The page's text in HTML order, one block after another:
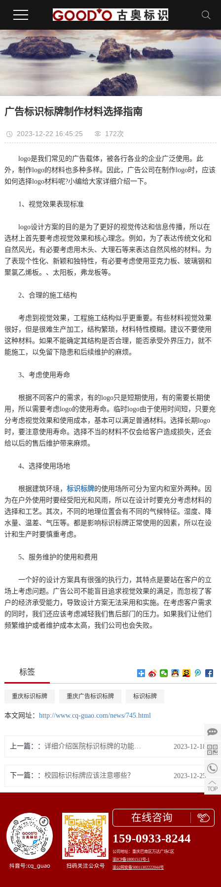
广告标识标牌制作材料选择指南
2023-12-22 16:45:25 172次
logo是我们常见的广告载体，被各行各业的企业广泛使用。此
外，制作logo的材料也多种多样。因此，广告公司在制作logo时，应该
如何选择logo材料呢?小编给大家详细介绍一下。
1、视觉效果表现标准
logo设计方案的目的是为了更好的视觉传达和信息传播，所以在
选材上首先要考虑视觉效果和核心理念。例如，为了表达传统文化和
自然风光，有必要考虑用木头、大理石等来表达自然风格的材料。为
了表现个性化、新颖和独特性，有必要考虑使用亚克力板、玻璃钢和
聚氯乙烯板。、太阳板，弗龙板等。
2、合理的施工结构
考虑到视觉效果，工程施工结构似乎更重要。有些材料视觉效果
很好，但是很难生产加工，结构繁琐，材料特性模糊。建议不要使用
这种材料。如果不能确定其结构是否合理，能否承受外界压力，就不
能施工，以免留下隐患和后续维护的麻烦。
3、考虑使用寿命
根据不同客户的需求，有的logo只是短期使用，有的需要长期使
用，所以需要考虑logo的使用寿命。临时logo由于使用时间短，只要充
分考虑视觉效果和使用成本，基本可以满足普通材料。选择长期logo
时，要注意使用寿命。选择不当的材料不仅会给客户造成损失，还会
给以后的售后维护带来麻烦。
4、选择使用场地
根据建筑环境， 标识标牌的使用场所可分为室内和室外两种。因
为在户外使用时要经受阳光和风雨，所以在设计时要充分考虑材料的
选择和工艺。其次，不同的地理位置会有不同的气候特征。湿度、降
水量、温差、气压等。都是影响标识标牌正常使用的因素，所以在设
计和生产时要慎重考虑。
5、服务维护的使用和费用
一个好的设计方案具有很强的执行力，其特点是要站在客户的立
场上考虑问题。广告公司不能盲目追求视觉效果的满足，而忽视了客
户的经济承受能力，导致设计方案无法采用和实施。在考虑客户需求
的同时，我们还应该考虑减轻我们售后部门的压力。如果我们让他们
频繁维护或者维护成本太高，我们公司也会失败。
标签
重庆标识标牌 重庆广告标识标牌 标识标牌
本文网址： http://www.cq-guao.com/news/745.html
上一篇： 详细介绍医院标识标牌的功能及作用 2023-12-18
下一篇： 校园标识标牌应该注意哪些？ 2023-12-25
在线咨询
159-0933-8244
公司地址：重庆巴南区万达广场C区
渝ICP备18001513号-1
渝公网安备50011302222044号